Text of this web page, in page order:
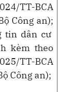
TT-BCA
Công an);
tin dân cư
kèm theo
5/TT-BCA
Công an);